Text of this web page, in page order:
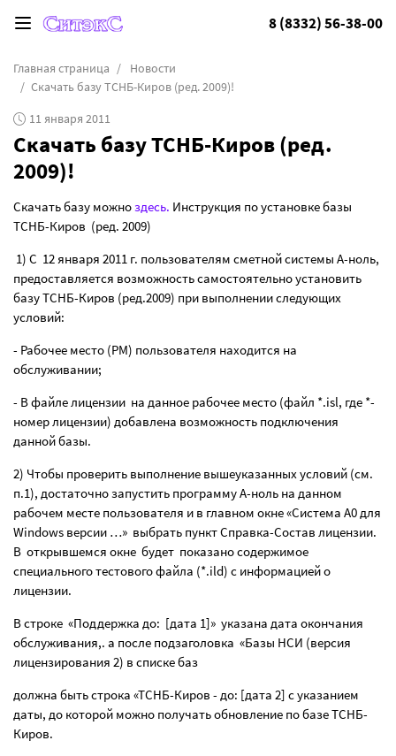
8 (8332) 56-38-00
Главная страница
Новости
Скачать базу ТСНБ-Киров (ред. 2009)!
11 января 2011
Скачать базу ТСНБ-Киров (ред.
2009)!
Скачать базу можноздесь. Инструкция по установке базы
ТСНБ-Киров (ред. 2009)
1) С 12 января 2011 г. пользователям сметной системы А-ноль,
предоставляется возможность самостоятельно установить
базу ТСНБ-Киров (ред.2009) при выполнении следующих
условий:
- Рабочее место (РМ) пользователя находится на
обслуживании;
- В файле лицензии на данное рабочее место (файл *.isl, где *-
номер лицензии) добавлена возможность подключения
данной базы.
2) Чтобы проверить выполнение вышеуказанных условий (см.
п.1), достаточно запустить программу А-ноль на данном
рабочем месте пользователя и в главном окне «Система А0 для
Windows версии …» выбрать пункт Справка-Состав лицензии.
В открывшемся окне будет показано содержимое
специального тестового файла (*.ild) с информацией о
лицензии.
В строке «Поддержка до: [дата 1]» указана дата окончания
обслуживания,. а после подзаголовка «Базы НСИ (версия
лицензирования 2) в списке баз
должна быть строка «ТСНБ-Киров - до: [дата 2] с указанием
даты, до которой можно получать обновление по базе ТСНБ-
Киров.